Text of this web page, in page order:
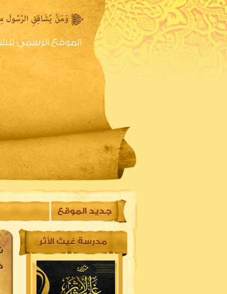
الموقع الرسمي
الصفحه الرئيسية
جديد الموقع
مدرسة غيث الأثر